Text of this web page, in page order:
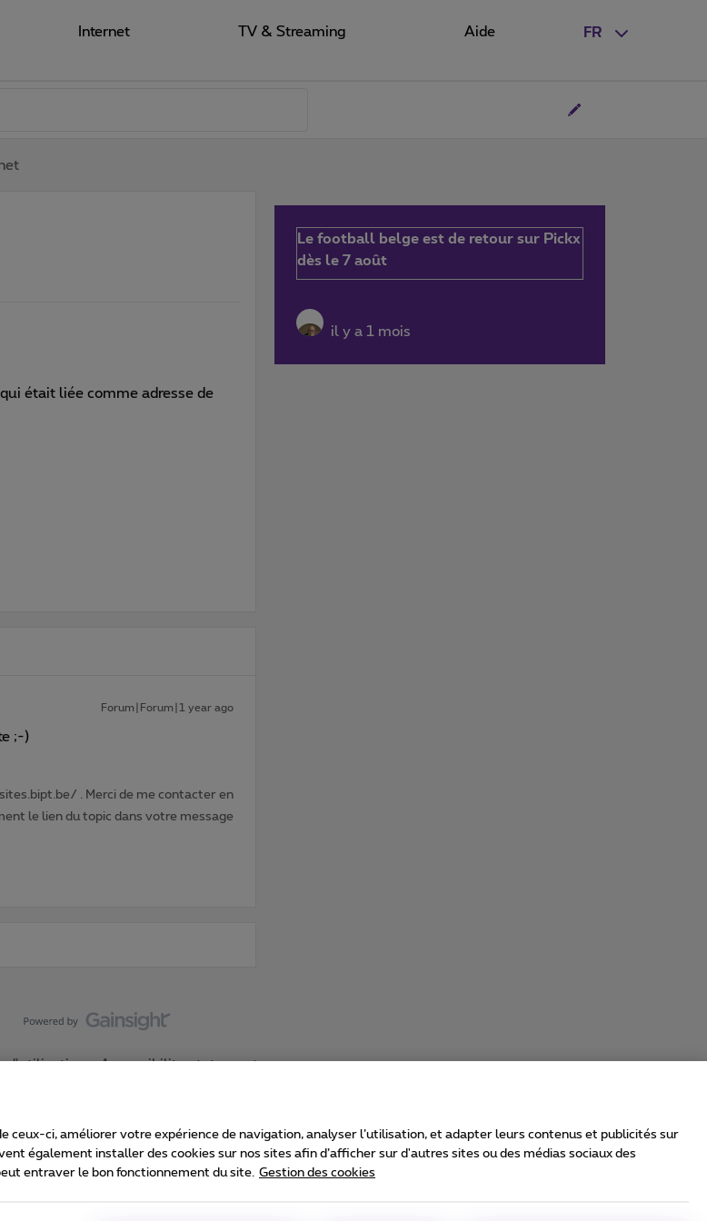
FR
Internet TV & Streaming Aide
était liée comme adresse de
Forum|Forum|1 year ago
;-)
. Merci de me contacter en
le lien du topic dans votre message
Le football belge est de retour sur Pickx
dès le 7 août
il y a 1 mois
d'utilisation Accessibility statement
ceux-ci, améliorer votre expérience de navigation, analyser l’utilisation, et adapter leurs contenus et publicités sur
également installer des cookies sur nos sites afin d’afficher sur d'autres sites ou des médias sociaux des
entraver le bon fonctionnement du site. Gestion des cookies